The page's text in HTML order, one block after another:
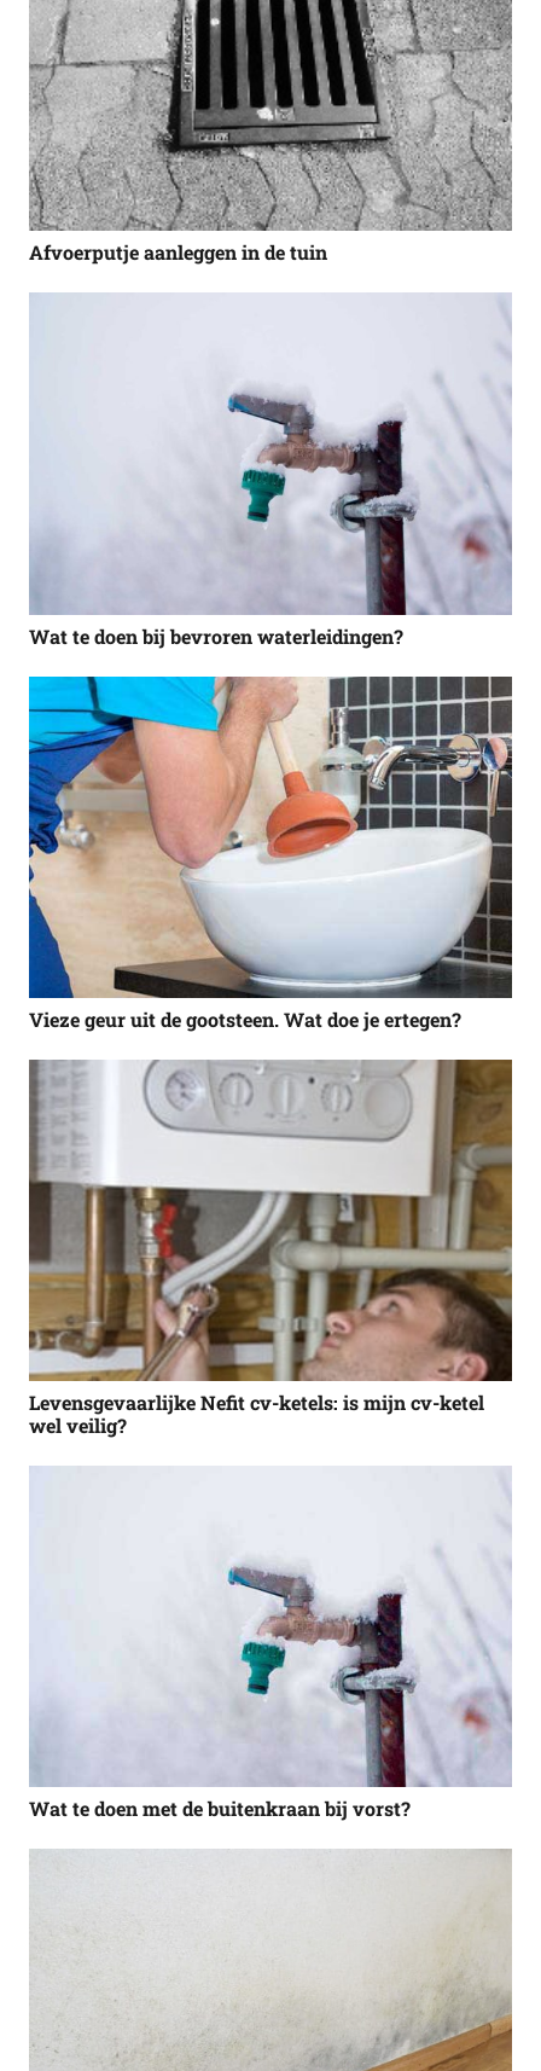
Afvoerputje aanleggen in de tuin
Wat te doen bij bevroren waterleidingen?
Vieze geur uit de gootsteen. Wat doe je ertegen?
Levensgevaarlijke Nefit cv-ketels: is mijn cv-ketel
wel veilig?
Wat te doen met de buitenkraan bij vorst?